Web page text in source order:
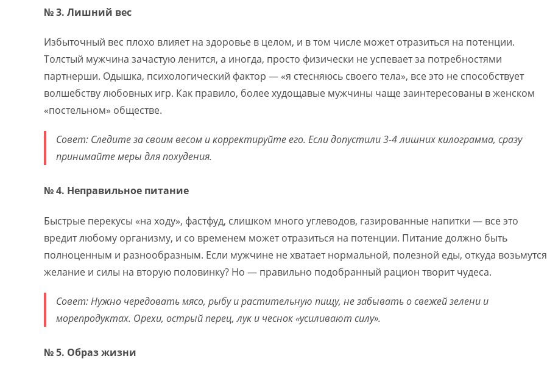
№ 3. Лишний вес
Избыточный вес плохо влияет на здоровье в целом, и в том числе может отразиться на потенции.
Толстый мужчина зачастую ленится, а иногда, просто физически не успевает за потребностями
партнерши. Одышка, психологический фактор — «я стесняюсь своего тела», все это не способствует
волшебству любовных игр. Как правило, более худощавые мужчины чаще заинтересованы в женском
«постельном» обществе.
Совет: Следите за своим весом и корректируйте его. Если допустили 3-4 лишних килограмма, сразу
принимайте меры для похудения.
№ 4. Неправильное питание
Быстрые перекусы «на ходу», фастфуд, слишком много углеводов, газированные напитки — все это
вредит любому организму, и со временем может отразиться на потенции. Питание должно быть
полноценным и разнообразным. Если мужчине не хватает нормальной, полезной еды, откуда возьмутся
желание и силы на вторую половинку? Но — правильно подобранный рацион творит чудеса.
Совет: Нужно чередовать мясо, рыбу и растительную пищу, не забывать о свежей зелени и
морепродуктах. Орехи, острый перец, лук и чеснок «усиливают силу».
№ 5. Образ жизни